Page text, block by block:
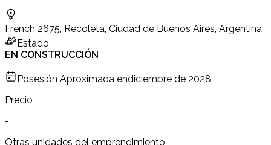
French 2675, Recoleta, Ciudad de Buenos Aires, Argentina
Estado
EN CONSTRUCCIÓN
Posesión Aproximada endiciembre de 2028
Precio
-
Otras unidades del emprendimiento